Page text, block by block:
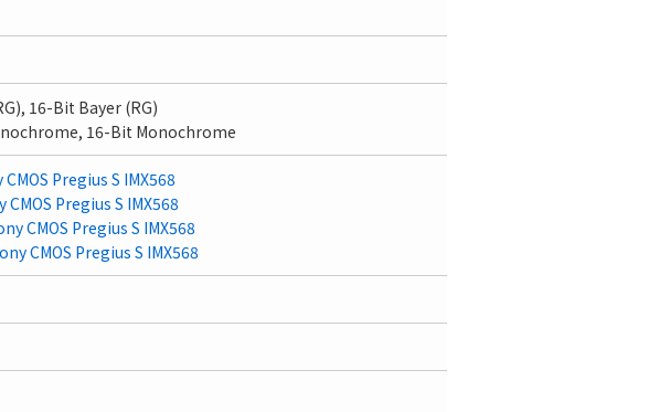
16-Bit Bayer (RG)
16-Bit Monochrome
Pregius S IMX568
Pregius S IMX568
CMOS Pregius S IMX568
CMOS Pregius S IMX568